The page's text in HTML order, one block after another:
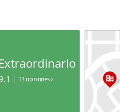
13 opiniones